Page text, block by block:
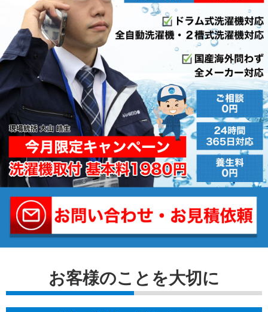
お客様のことを⼤切に